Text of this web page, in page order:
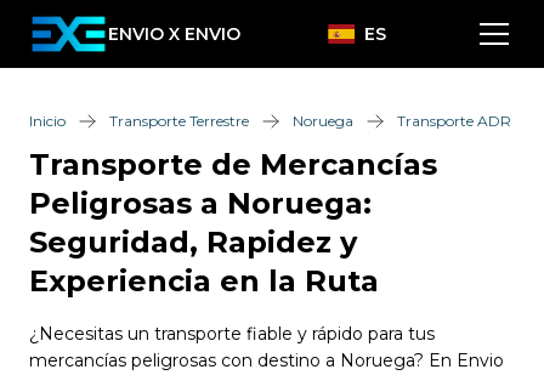
ENVIO X ENVIO ES
Inicio Transporte Terrestre Noruega Transporte ADR
Transporte de Mercancías
Peligrosas a Noruega:
Seguridad, Rapidez y
Experiencia en la Ruta
¿Necesitas un transporte fiable y rápido para tus
mercancías peligrosas con destino a Noruega? En Envio